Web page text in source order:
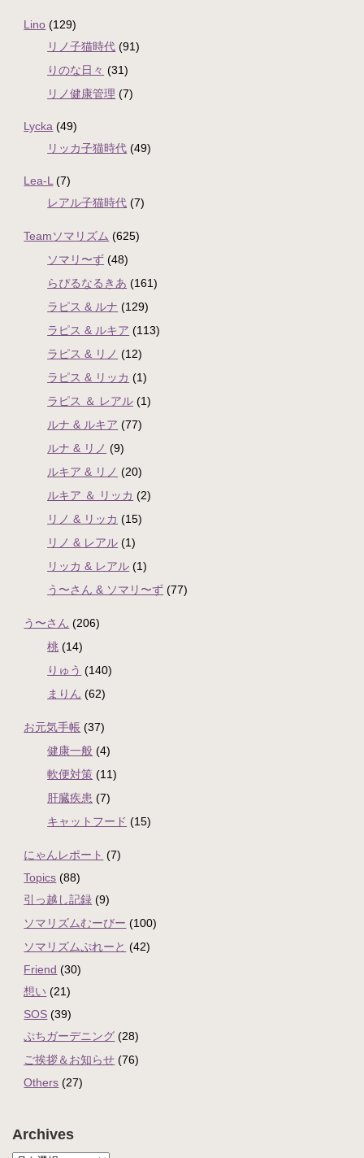
Lino (129)
リノ子猫時代 (91)
りのな日々 (31)
リノ健康管理 (7)
Lycka (49)
リッカ子猫時代 (49)
Lea-L(7)
レアル子猫時代 (7)
Teamソマリズム (625)
ソマリ〜ず (48)
らぴるなるきあ (161)
ラピス & ルナ (129)
ラピス & ルキア (113)
ラピス & リノ (12)
ラピス & リッカ (1)
ラピス ＆ レアル (1)
ルナ & ルキア (77)
ルナ & リノ (9)
ルキア & リノ (20)
ルキア ＆ リッカ (2)
リノ & リッカ (15)
リノ & レアル (1)
リッカ & レアル (1)
う〜さん & ソマリ〜ず (77)
う〜さん (206)
桃 (14)
りゅう (140)
まりん (62)
お元気手帳 (37)
健康一般 (4)
軟便対策 (11)
肝臓疾患 (7)
キャットフード (15)
にゃんレポート (7)
Topics (88)
引っ越し記録 (9)
ソマリズムむーびー (100)
ソマリズムぷれーと (42)
Friend (30)
想い (21)
SOS (39)
ぷちガーデニング (28)
ご挨拶＆お知らせ (76)
Others (27)
Archives